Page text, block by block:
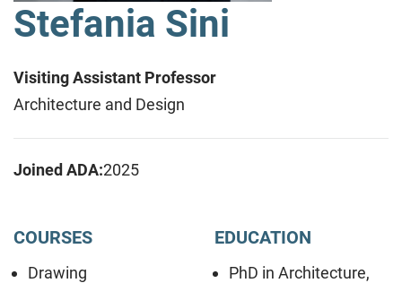
Stefania Sini
Visiting Assistant Professor
Architecture and Design
Joined ADA:2025
COURSES
Drawing
EDUCATION
PhD in Architecture,